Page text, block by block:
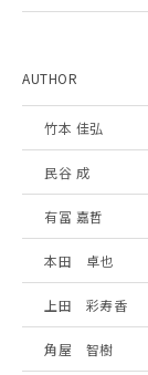
AUTHOR
竹本 佳弘
民谷 成
有冨 嘉哲
本田 卓也
上田 彩寿香
角屋 智樹